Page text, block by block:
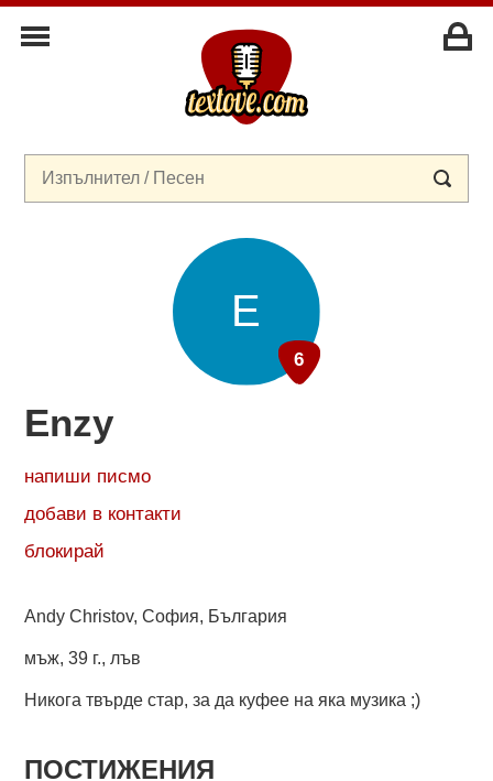
Enzy
напиши писмо
добави в контакти
блокирай
Andy Christov, София, България
мъж,39 г., лъв
Никога твърде стар, за да куфее на яка музика ;)
ПОСТИЖЕНИЯ